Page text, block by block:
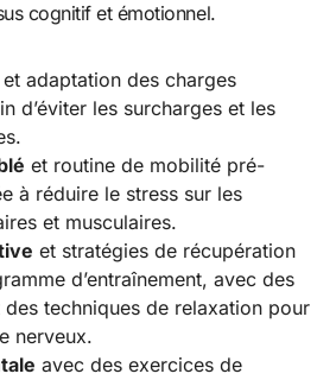
cognitif et émotionnel.
et adaptation des charges
d’éviter les surcharges et les
et routine de mobilité pré-
à réduire le stress sur les
et musculaires.
et stratégies de récupération
d’entraînement, avec des
techniques de relaxation pour
nerveux.
avec des exercices de